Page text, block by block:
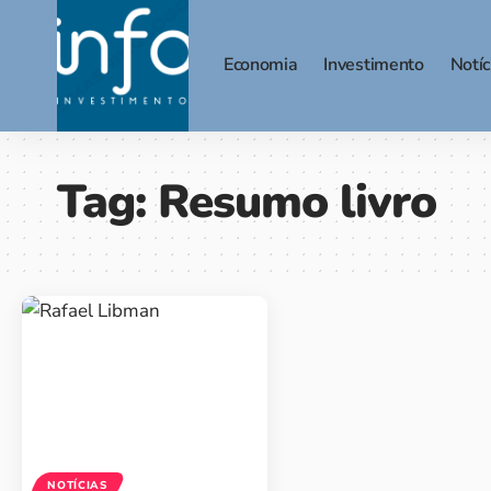
Economia Investimento
Tag:Resumo livro
NOTÍCIAS